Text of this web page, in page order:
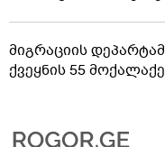
მიგრაციის
ქვეყნის 55